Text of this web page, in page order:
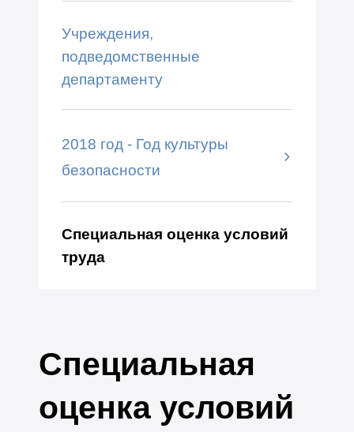
Учреждения,
подведомственные
департаменту
2018 год - Год культуры
безопасности
Специальная оценка условий
труда
Специальная
оценка условий